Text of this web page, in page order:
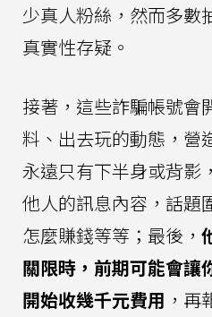
少真人粉絲，然而多數
真實性存疑。
接著，這些詐騙帳號會
料、出去玩的動態，營
永遠只有下半身或背影
他人的訊息內容，話題
怎麼賺錢等等；最後，
關限時，前期可能會讓
開始收幾千元費用 ，